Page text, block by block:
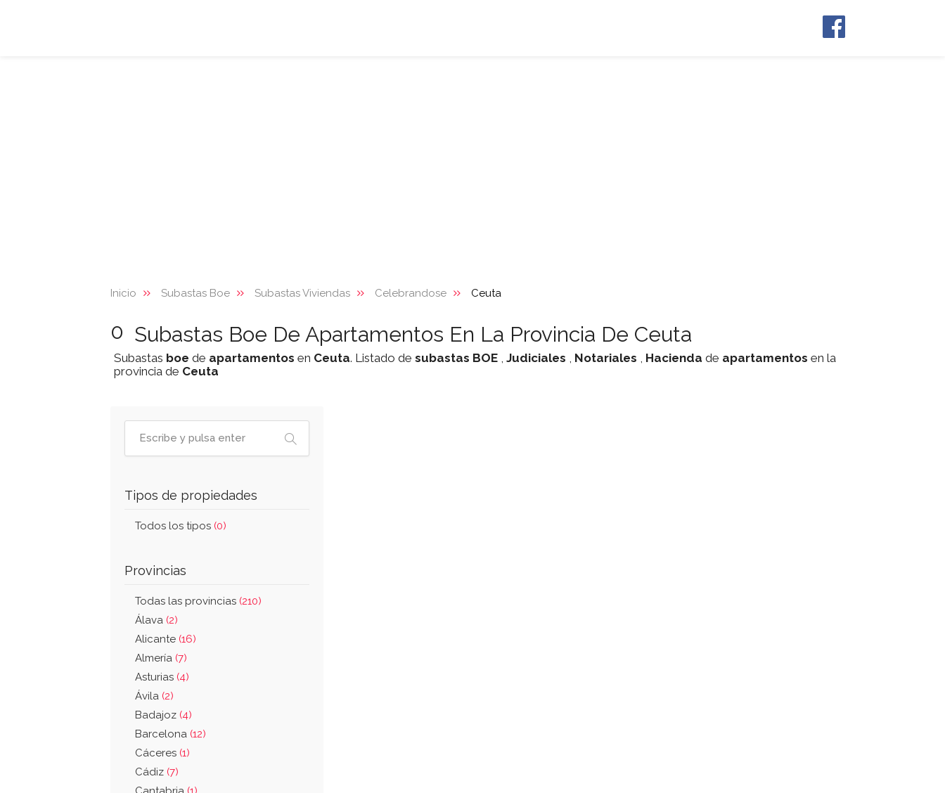
Inicio Subastas Boe Subastas Viviendas Celebrandose Ceuta
0 Subastas Boe De Apartamentos En La Provincia De Ceuta
Subastas boe de apartamentos en Ceuta. Listado de subastas BOE , Judiciales , Notariales , Hacienda de apartamentos en la
provincia de Ceuta
Tipos de propiedades
Todos los tipos (0)
Provincias
Todas las provincias (210)
Álava (2)
Alicante (16)
Almería (7)
Asturias (4)
Ávila (2)
Badajoz (4)
Barcelona (12)
Cáceres (1)
Cádiz (7)